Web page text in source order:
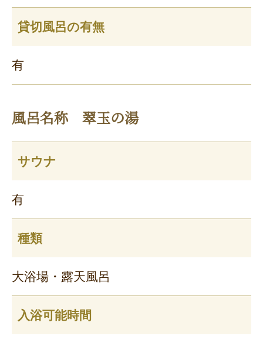
貸切風呂の有無
有
風呂名称 翠玉の湯
サウナ
有
種類
大浴場・露天風呂
入浴可能時間